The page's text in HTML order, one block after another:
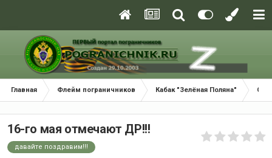
Главная Флейм пограничников Кабак "Зелёная Поляна" С
16-го мая отмечают ДР!!!
давайте поздравим!!!